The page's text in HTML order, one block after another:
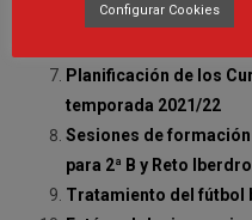
Entrenadores RFEF
Planificación de los
temporada 2021/22
Sesiones de
para 2ª B y Reto
Tratamiento del fútbol
Configurar Cookies